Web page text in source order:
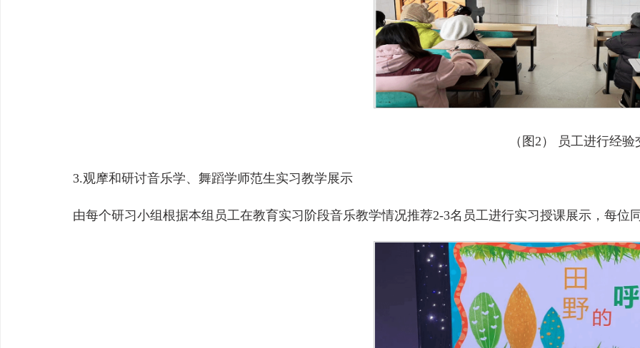
（图2） 员工进行经验
3.观摩和研讨音乐学、舞蹈学师范生实习教学展示
由每个研习小组根据本组员工在教育实习阶段音乐教学情况推荐2-3名员工进行实习授课展示，每位